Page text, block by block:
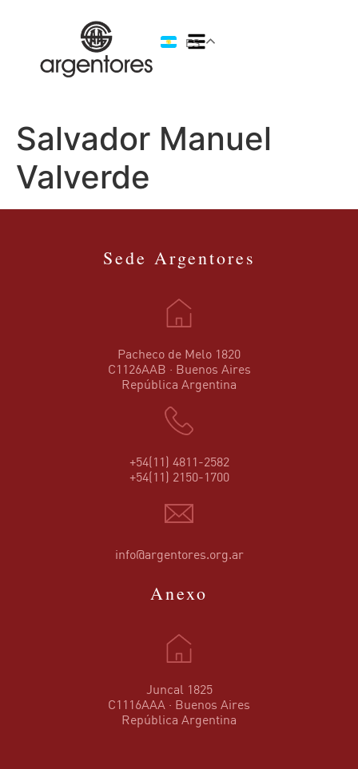
ES
Salvador Manuel
Valverde
Sede Argentores
Pacheco de Melo 1820
C1126AAB · Buenos Aires
República Argentina
+54(11) 4811-2582
+54(11) 2150-1700
info@argentores.org.ar
Anexo
Juncal 1825
C1116AAA · Buenos Aires
República Argentina